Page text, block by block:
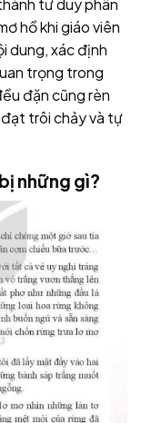
hồ khi giáo viên
dung, xác định
trọng trong
đặn cũng rèn
đạt trôi chảy và tự
những gì?